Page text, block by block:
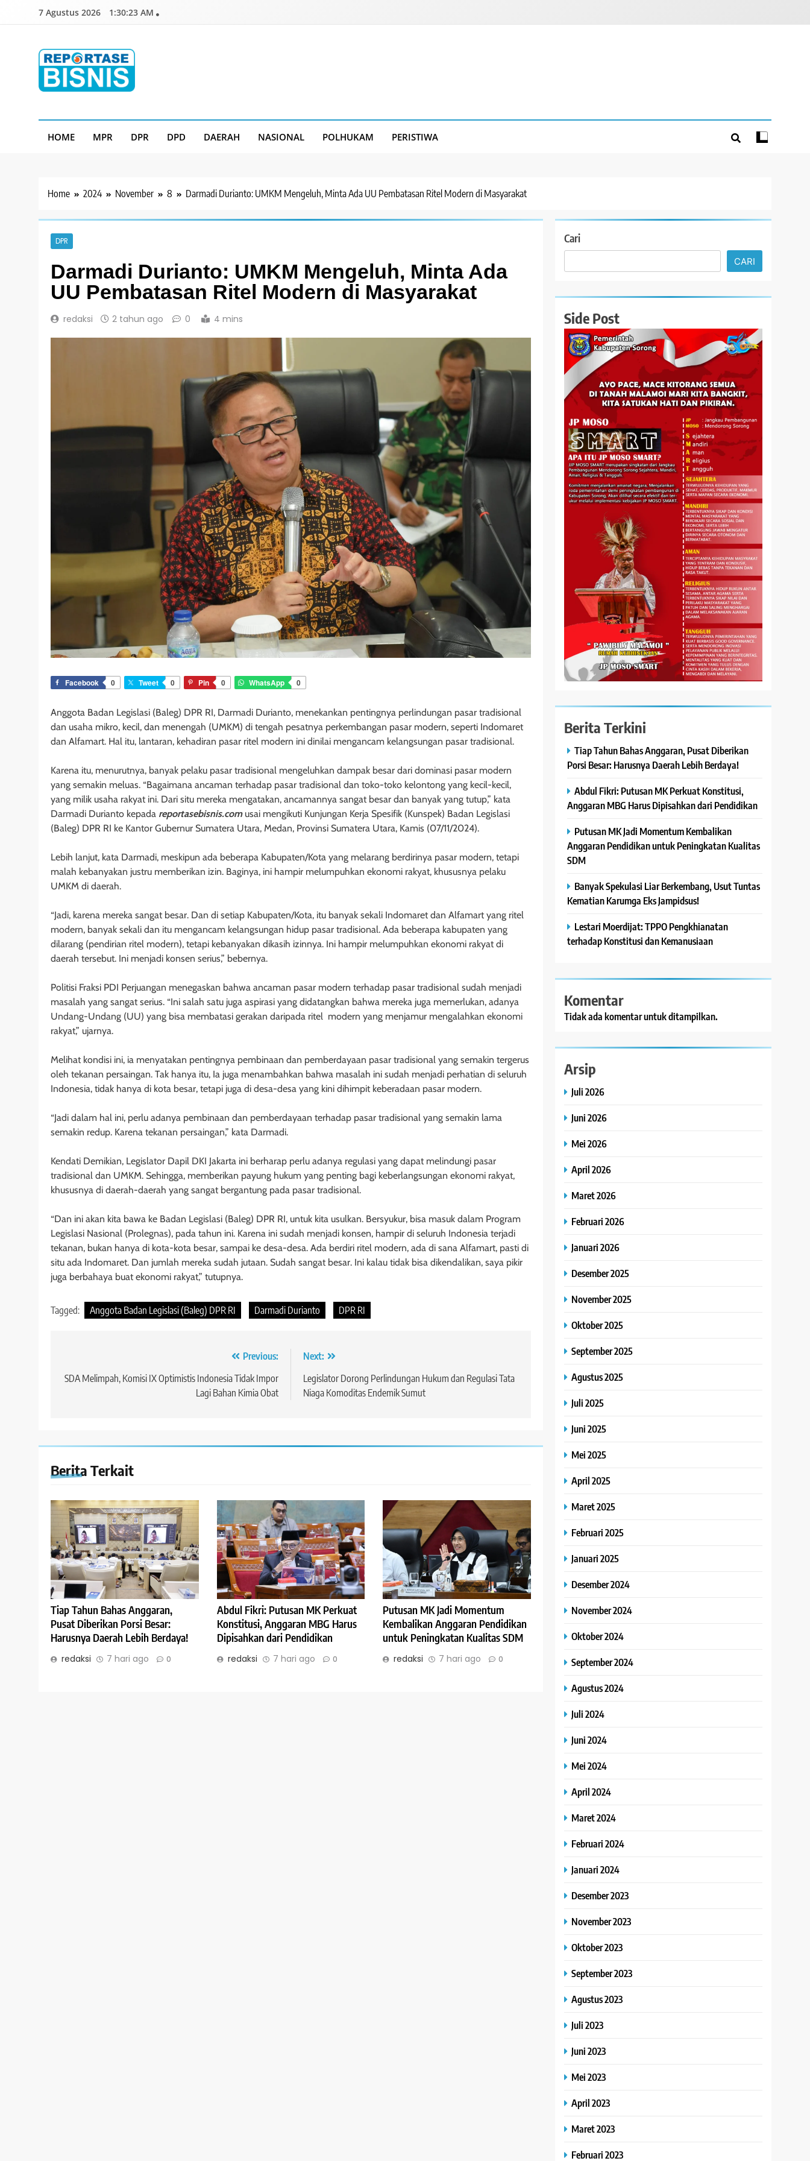
7 Agustus 2026 1:30:24 AM
HOME MPR DPR DPD DAERAH NASIONAL POLHUKAM PERISTIWA
Home 2024 November 8 Darmadi Durianto: UMKM Mengeluh, Minta Ada UU Pembatasan Ritel Modern di Masyarakat
DPR
Darmadi Durianto: UMKM Mengeluh, Minta Ada
UU Pembatasan Ritel Modern di Masyarakat
redaksi 2 tahun ago 0 4 mins
Facebook 0 Tweet 0 Pin 0 WhatsApp 0
Anggota Badan Legislasi (Baleg) DPR RI, Darmadi Durianto, menekankan pentingnya perlindungan pasar tradisional
dan usaha mikro, kecil, dan menengah (UMKM) di tengah pesatnya perkembangan pasar modern, seperti Indomaret
dan Alfamart. Hal itu, lantaran, kehadiran pasar ritel modern ini dinilai mengancam kelangsungan pasar tradisional.
Karena itu, menurutnya, banyak pelaku pasar tradisional mengeluhkan dampak besar dari dominasi pasar modern
yang semakin meluas. “Bagaimana ancaman terhadap pasar tradisional dan toko-toko kelontong yang kecil-kecil,
yang milik usaha rakyat ini. Dari situ mereka mengatakan, ancamannya sangat besar dan banyak yang tutup,” kata
Darmadi Durianto kepada reportasebisnis.com usai mengikuti Kunjungan Kerja Spesifik (Kunspek) Badan Legislasi
(Baleg) DPR RI ke Kantor Gubernur Sumatera Utara, Medan, Provinsi Sumatera Utara, Kamis (07/11/2024).
Lebih lanjut, kata Darmadi, meskipun ada beberapa Kabupaten/Kota yang melarang berdirinya pasar modern, tetapi
malah kebanyakan justru memberikan izin. Baginya, ini hampir melumpuhkan ekonomi rakyat, khususnya pelaku
UMKM di daerah.
“Jadi, karena mereka sangat besar. Dan di setiap Kabupaten/Kota, itu banyak sekali Indomaret dan Alfamart yang ritel
modern, banyak sekali dan itu mengancam kelangsungan hidup pasar tradisional. Ada beberapa kabupaten yang
dilarang (pendirian ritel modern), tetapi kebanyakan dikasih izinnya. Ini hampir melumpuhkan ekonomi rakyat di
daerah tersebut. Ini menjadi konsen serius,” bebernya.
Politisi Fraksi PDI Perjuangan menegaskan bahwa ancaman pasar modern terhadap pasar tradisional sudah menjadi
masalah yang sangat serius. “Ini salah satu juga aspirasi yang didatangkan bahwa mereka juga memerlukan, adanya
Undang-Undang (UU) yang bisa membatasi gerakan daripada ritel modern yang menjamur mengalahkan ekonomi
rakyat,” ujarnya.
Melihat kondisi ini, ia menyatakan pentingnya pembinaan dan pemberdayaan pasar tradisional yang semakin tergerus
oleh tekanan persaingan. Tak hanya itu, Ia juga menambahkan bahwa masalah ini sudah menjadi perhatian di seluruh
Indonesia, tidak hanya di kota besar, tetapi juga di desa-desa yang kini dihimpit keberadaan pasar modern.
“Jadi dalam hal ini, perlu adanya pembinaan dan pemberdayaan terhadap pasar tradisional yang semakin lama
semakin redup. Karena tekanan persaingan,” kata Darmadi.
Kendati Demikian, Legislator Dapil DKI Jakarta ini berharap perlu adanya regulasi yang dapat melindungi pasar
tradisional dan UMKM. Sehingga, memberikan payung hukum yang penting bagi keberlangsungan ekonomi rakyat,
khususnya di daerah-daerah yang sangat bergantung pada pasar tradisional.
“Dan ini akan kita bawa ke Badan Legislasi (Baleg) DPR RI, untuk kita usulkan. Bersyukur, bisa masuk dalam Program
Legislasi Nasional (Prolegnas), pada tahun ini. Karena ini sudah menjadi konsen, hampir di seluruh Indonesia terjadi
tekanan, bukan hanya di kota-kota besar, sampai ke desa-desa. Ada berdiri ritel modern, ada di sana Alfamart, pasti di
situ ada Indomaret. Dan jumlah mereka sudah jutaan. Sudah sangat besar. Ini kalau tidak bisa dikendalikan, saya pikir
juga berbahaya buat ekonomi rakyat,” tutupnya.
Tagged: Anggota Badan Legislasi (Baleg) DPR RI Darmadi Durianto DPR RI
pos
Previous:
SDA Melimpah, Komisi IX Optimistis Indonesia Tidak Impor
Lagi Bahan Kimia Obat
Next:
Legislator Dorong Perlindungan Hukum dan Regulasi Tata
Niaga Komoditas Endemik Sumut
Berita Terkait
Tiap Tahun Bahas Anggaran,
Pusat Diberikan Porsi Besar:
Harusnya Daerah Lebih Berdaya!
redaksi 7 hari ago 0
Abdul Fikri: Putusan MK Perkuat
Konstitusi, Anggaran MBG Harus
Dipisahkan dari Pendidikan
redaksi 7 hari ago 0
Putusan MK Jadi Momentum
Kembalikan Anggaran Pendidikan
untuk Peningkatan Kualitas SDM
redaksi 7 hari ago 0
Cari
CARI
Side Post
Berita Terkini
Tiap Tahun Bahas Anggaran, Pusat Diberikan
Porsi Besar: Harusnya Daerah Lebih Berdaya!
Abdul Fikri: Putusan MK Perkuat Konstitusi,
Anggaran MBG Harus Dipisahkan dari Pendidikan
Putusan MK Jadi Momentum Kembalikan
Anggaran Pendidikan untuk Peningkatan Kualitas
SDM
Banyak Spekulasi Liar Berkembang, Usut Tuntas
Kematian Karumga Eks Jampidsus!
Lestari Moerdijat: TPPO Pengkhianatan
terhadap Konstitusi dan Kemanusiaan
Komentar
Tidak ada komentar untuk ditampilkan.
Arsip
Juli 2026
Juni 2026
Mei 2026
April 2026
Maret 2026
Februari 2026
Januari 2026
Desember 2025
November 2025
Oktober 2025
September 2025
Agustus 2025
Juli 2025
Juni 2025
Mei 2025
April 2025
Maret 2025
Februari 2025
Januari 2025
Desember 2024
November 2024
Oktober 2024
September 2024
Agustus 2024
Juli 2024
Juni 2024
Mei 2024
April 2024
Maret 2024
Februari 2024
Januari 2024
Desember 2023
November 2023
Oktober 2023
September 2023
Agustus 2023
Juli 2023
Juni 2023
Mei 2023
April 2023
Maret 2023
Februari 2023